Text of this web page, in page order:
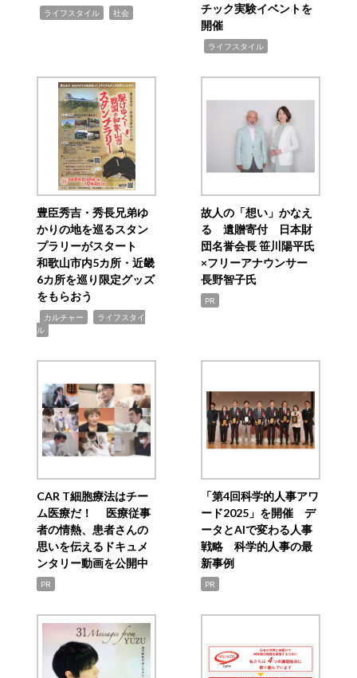
ライフスタイル 社会
チック実験イベントを
開催
ライフスタイル
豊臣秀吉・秀長兄弟ゆ
かりの地を巡るスタン
プラリーがスタート
和歌山市内5カ所・近畿
6カ所を巡り限定グッズ
をもらおう
カルチャー
ライフスタイ
ル
故人の「想い」かなえ
る 遺贈寄付 日本財
団名誉会長 笹川陽平氏
×フリーアナウンサー
長野智子氏
PR
CAR T細胞療法はチー
ム医療だ！ 医療従事
者の情熱、患者さんの
思いを伝えるドキュメ
ンタリー動画を公開中
PR
「第4回科学的人事アワ
ード2025」を開催 デ
ータとAIで変わる人事
戦略 科学的人事の最
新事例
PR